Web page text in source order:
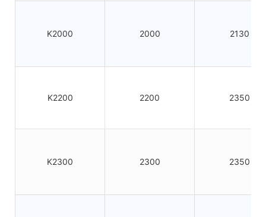
K2000 2000 2130
K2200 2200 2350
K2300 2300 2350